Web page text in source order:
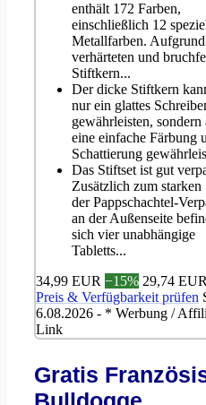
enthält 172 Farben,
einschließlich 12
Metallfarben. Aufgrund
verhärteten und
Stiftkern...
Der dicke Stiftkern
nur ein glattes
gewährleisten, sondern
eine einfache Färbung
Schattierung
Das Stiftset ist gut
Zusätzlich zum starken
der Pappschachtel-
an der Außenseite
sich vier unabhängige
Tabletts...
34,99 EUR −15% 29,74 EUR
Preis & Verfügbarkeit prüfen
6.08.2026 - * Werbung /
Link
Gratis